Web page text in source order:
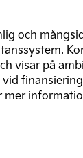
och
visar på